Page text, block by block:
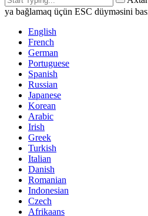
ya bağlamaq üçün ESC düyməsini
English
French
German
Portuguese
Spanish
Russian
Japanese
Korean
Arabic
Irish
Greek
Turkish
Italian
Danish
Romanian
Indonesian
Czech
Afrikaans